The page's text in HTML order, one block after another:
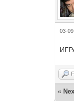
03-
«